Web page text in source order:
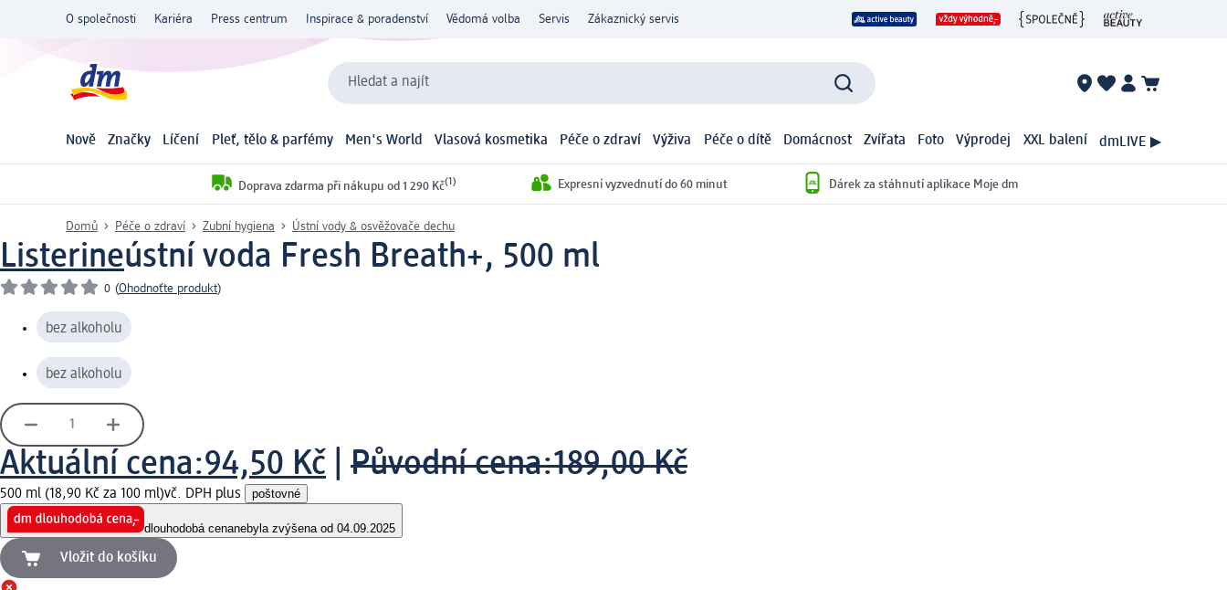
O společnosti Kariéra Press centrum Inspirace & poradenství Vědomá volba Servis Zákaznický servis
Hledat a najít
Nově Značky Líčení Pleť, tělo & parfémy Men's World Vlasová kosmetika Péče o zdraví Výživa Péče o dítě Domácnost Zvířata Foto Výprodej XXL balení dmLIVE ▶
Doprava zdarma při nákupu od 1 290 Kč(1) Expresní vyzvednutí do 60 minut Dárek za stáhnutí aplikace Moje dm
Domů Péče o zdraví Zubní hygiena Ústní vody & osvěžovače dechu
Listerineústní voda Fresh Breath+, 500 ml
0 (Ohodnoťte produkt)
bez alkoholu
bez alkoholu
Aktuální cena:94,50 Kč Původní cena:189,00 Kč
500 ml (18,90 Kč za 100 ml)vč. DPH plus poštovné
dlouhodobá cenanebyla zvýšena od 04.09.2025
Vložit do košíku